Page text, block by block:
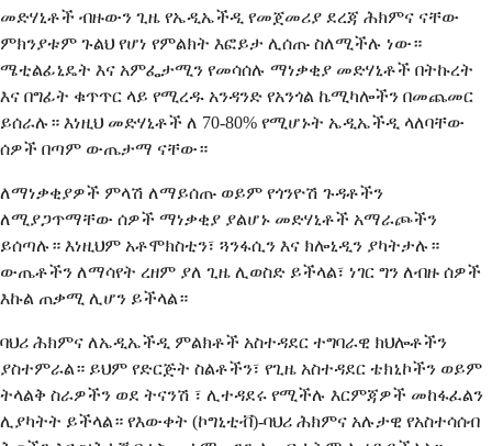
መድሃኒቶች ብዙውን ጊዜ የኤዲኤችዲ የመጀመሪያ ደረጃ ሕክምና ናቸው
ምክንያቱም ጉልህ የሆነ የምልክት እፎይታ ሊሰጡ ስለሚችሉ ነው።
ሜቲልፊኒዴት እና አምፌታሚን የመሳሰሉ ማነቃቂያ መድሃኒቶች በትኩረት
እና በግፊት ቁጥጥር ላይ የሚረዱ አንዳንድ የአንጎል ኬሚካሎችን በመጨመር
ይሰራሉ። እነዚህ መድሃኒቶች ለ 70-80% የሚሆኑት ኤዲኤችዲ ላለባቸው
ሰዎች በጣም ውጤታማ ናቸው።
ለማነቃቂያዎች ምላሽ ለማይሰጡ ወይም የጎንዮሽ ጉዳቶችን
ለሚያጋጥማቸው ሰዎች ማነቃቂያ ያልሆኑ መድሃኒቶች አማራጮችን
ይሰጣሉ። እነዚህም አቶሞክስቲን፣ ጓንፋሲን እና ክሎኒዲን ያካትታሉ።
ውጤቶችን ለማሳየት ረዘም ያለ ጊዜ ሊወስድ ይችላል፣ ነገር ግን ለብዙ ሰዎች
እኩል ጠቃሚ ሊሆን ይችላል።
ባህሪ ሕክምና ለኤዲኤችዲ ምልክቶች አስተዳደር ተግባራዊ ክህሎቶችን
ያስተምራል። ይህም የድርጅት ስልቶችን፣ የጊዜ አስተዳደር ቴክኒኮችን ወይም
ትላልቅ ስራዎችን ወደ ትናንሽ ፣ ሊተዳደሩ የሚችሉ እርምጃዎች መከፋፈልን
ሊያካትት ይችላል። የእውቀት (ኮግኒቲቭ)-ባህሪ ሕክምና አሉታዊ የአስተሳሰብ